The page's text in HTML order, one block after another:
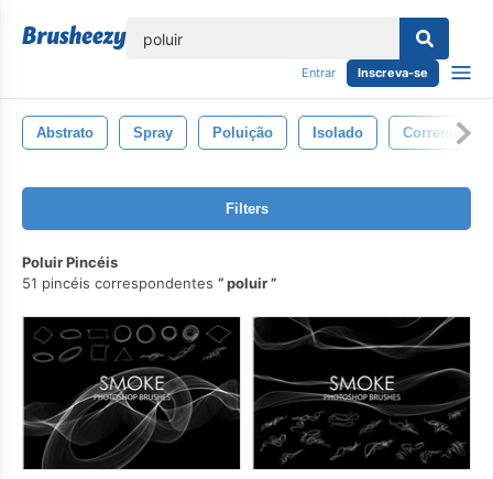
Entrar Inscreva-se
Abstrato Spray Poluição Isolado Corrente
Filters
Poluir Pincéis
51 pincéis correspondentes
poluir